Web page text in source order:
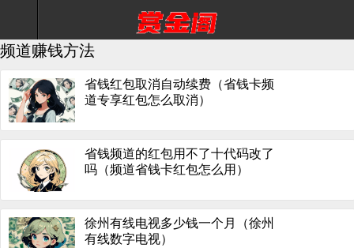
频道赚钱方法
省钱红包取消自动续费（省钱卡频
道专享红包怎么取消）
省钱频道的红包用不了十代码改了
吗（频道省钱卡红包怎么用）
徐州有线电视多少钱一个月（徐州
有线数字电视）